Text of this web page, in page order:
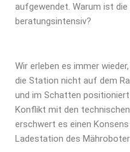
aufgewendet. Warum ist
beratungsintensiv?
Wir erleben es immer
die Station nicht auf dem
und im Schatten
Konflikt mit den
erschwert es einen
Ladestation des